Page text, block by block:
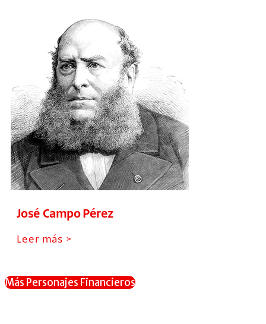
José Campo Pérez
Leer más >
Más Personajes Financieros